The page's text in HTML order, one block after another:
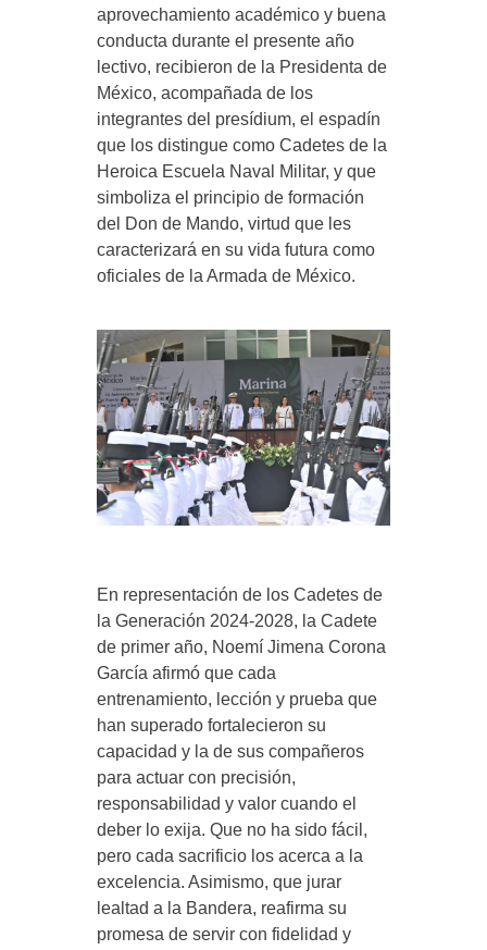
aprovechamiento académico y buena
conducta durante el presente año
lectivo, recibieron de la Presidenta de
México, acompañada de los
integrantes del presídium, el espadín
que los distingue como Cadetes de la
Heroica Escuela Naval Militar, y que
simboliza el principio de formación
del Don de Mando, virtud que les
caracterizará en su vida futura como
oficiales de la Armada de México.
En representación de los Cadetes de
la Generación 2024-2028, la Cadete
de primer año, Noemí Jimena Corona
García afirmó que cada
entrenamiento, lección y prueba que
han superado fortalecieron su
capacidad y la de sus compañeros
para actuar con precisión,
responsabilidad y valor cuando el
deber lo exija. Que no ha sido fácil,
pero cada sacrificio los acerca a la
excelencia. Asimismo, que jurar
lealtad a la Bandera, reafirma su
promesa de servir con fidelidad y